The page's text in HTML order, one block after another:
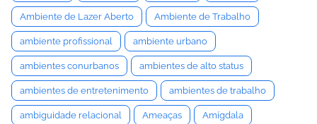
Ambiente de Lazer Aberto Ambiente de Trabalho
ambiente profissional ambiente urbano
ambientes conurbanos ambientes de alto status
ambientes de entretenimento ambientes de trabalho
ambiguidade relacional Ameaças Amígdala